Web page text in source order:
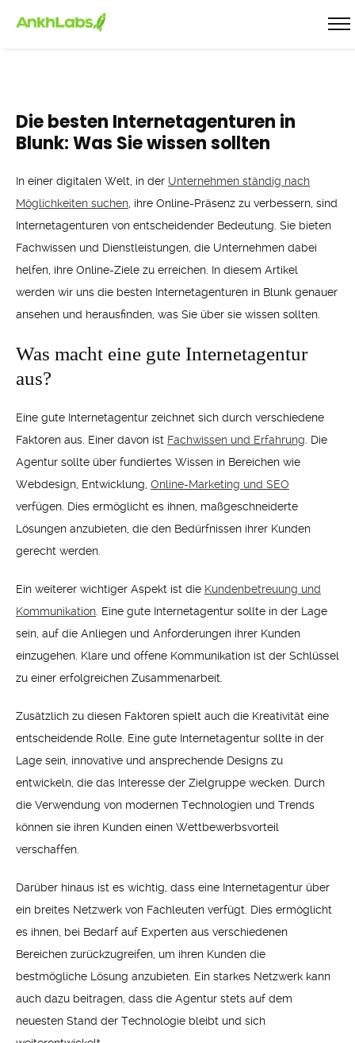
Die besten Internetagenturen in
Blunk: Was Sie wissen sollten
In einer digitalen Welt, in der Unternehmen ständig nach
Möglichkeiten suchen , ihre Online-Präsenz zu verbessern, sind
Internetagenturen von entscheidender Bedeutung. Sie bieten
Fachwissen und Dienstleistungen, die Unternehmen dabei
helfen, ihre Online-Ziele zu erreichen. In diesem Artikel
werden wir uns die besten Internetagenturen in Blunk genauer
ansehen und herausfinden, was Sie über sie wissen sollten.
Was macht eine gute Internetagentur
aus?
Eine gute Internetagentur zeichnet sich durch verschiedene
Faktoren aus. Einer davon ist Fachwissen und Erfahrung . Die
Agentur sollte über fundiertes Wissen in Bereichen wie
Webdesign, Entwicklung, Online-Marketing und SEO
verfügen. Dies ermöglicht es ihnen, maßgeschneiderte
Lösungen anzubieten, die den Bedürfnissen ihrer Kunden
gerecht werden.
Ein weiterer wichtiger Aspekt ist die Kundenbetreuung und
Kommunikation . Eine gute Internetagentur sollte in der Lage
sein, auf die Anliegen und Anforderungen ihrer Kunden
einzugehen. Klare und offene Kommunikation ist der Schlüssel
zu einer erfolgreichen Zusammenarbeit.
Zusätzlich zu diesen Faktoren spielt auch die Kreativität eine
entscheidende Rolle. Eine gute Internetagentur sollte in der
Lage sein, innovative und ansprechende Designs zu
entwickeln, die das Interesse der Zielgruppe wecken. Durch
die Verwendung von modernen Technologien und Trends
können sie ihren Kunden einen Wettbewerbsvorteil
verschaffen.
Darüber hinaus ist es wichtig, dass eine Internetagentur über
ein breites Netzwerk von Fachleuten verfügt. Dies ermöglicht
es ihnen, bei Bedarf auf Experten aus verschiedenen
Bereichen zurückzugreifen, um ihren Kunden die
bestmögliche Lösung anzubieten. Ein starkes Netzwerk kann
auch dazu beitragen, dass die Agentur stets auf dem
neuesten Stand der Technologie bleibt und sich